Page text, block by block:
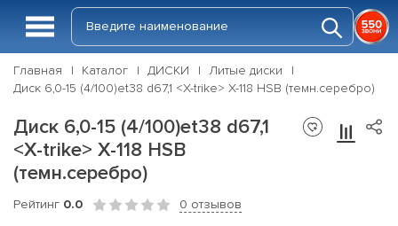
Главная Каталог ДИСКИ
Литые диски
Диск 6,0-15 (4/100)et38 d67,1 <X-trike> X-118 HSB (темн.серебро)
Диск 6,0-15 (4/100)et38 d67,1
<X-trike> X-118 HSB
(темн.серебро)
Рейтинг 0.0 0 отзывов